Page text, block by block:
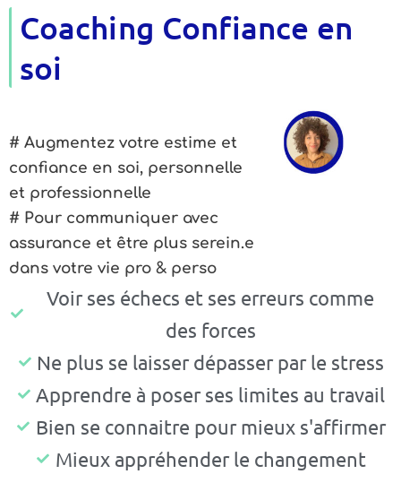
Coaching Confiance en
soi
# Augmentez votre estime et
confiance en soi, personnelle
et professionnelle
# Pour communiquer avec
assurance et être plus serein.e
dans votre vie pro & perso
Voir ses échecs et ses erreurs comme
des forces
Ne plus se laisser dépasser par le stress
Apprendre à poser ses limites au travail
Bien se connaitre pour mieux s'affirmer
Mieux appréhender le changement